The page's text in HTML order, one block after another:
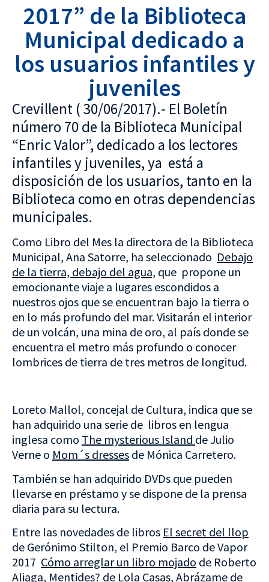
2017” de la Biblioteca
Municipal dedicado a
los usuarios infantiles y
juveniles
Crevillent ( 30/06/2017).- El Boletín
número 70 de la Biblioteca Municipal
“Enric Valor”, dedicado a los lectores
infantiles y juveniles, ya está a
disposición de los usuarios, tanto en la
Biblioteca como en otras dependencias
municipales.
Como Libro del Mes la directora de la Biblioteca
Municipal, Ana Satorre, ha seleccionado Debajo
de la tierra, debajo del agua, que propone un
emocionante viaje a lugares escondidos a
nuestros ojos que se encuentran bajo la tierra o
en lo más profundo del mar. Visitarán el interior
de un volcán, una mina de oro, al país donde se
encuentra el metro más profundo o conocer
lombrices de tierra de tres metros de longitud.
Loreto Mallol, concejal de Cultura, indica que se
han adquirido una serie de libros en lengua
inglesa como The mysterious Island de Julio
Verne o Mom´s dresses de Mónica Carretero.
También se han adquirido DVDs que pueden
llevarse en préstamo y se dispone de la prensa
diaria para su lectura.
Entre las novedades de libros El secret del llop
de Gerónimo Stilton, el Premio Barco de Vapor
2017 Cómo arreglar un libro mojado de Roberto
Aliaga, Mentides? de Lola Casas, Abrázame de